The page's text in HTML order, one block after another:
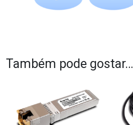
Também pode gostar…